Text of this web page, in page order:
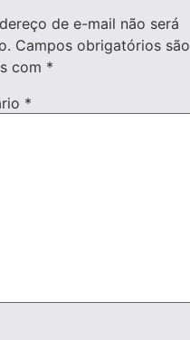
de e-mail não será
Campos obrigatórios são
com *
*